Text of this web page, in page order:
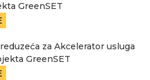
GreenSET
za Akcelerator usluga
GreenSET